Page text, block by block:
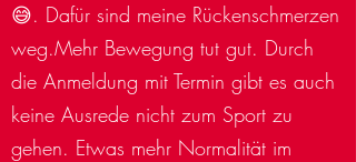
😅. Dafür sind meine Rückenschmerzen
weg.Mehr Bewegung tut gut. Durch
die Anmeldung mit Termin gibt es auch
keine Ausrede nicht zum Sport zu
gehen. Etwas mehr Normalität im